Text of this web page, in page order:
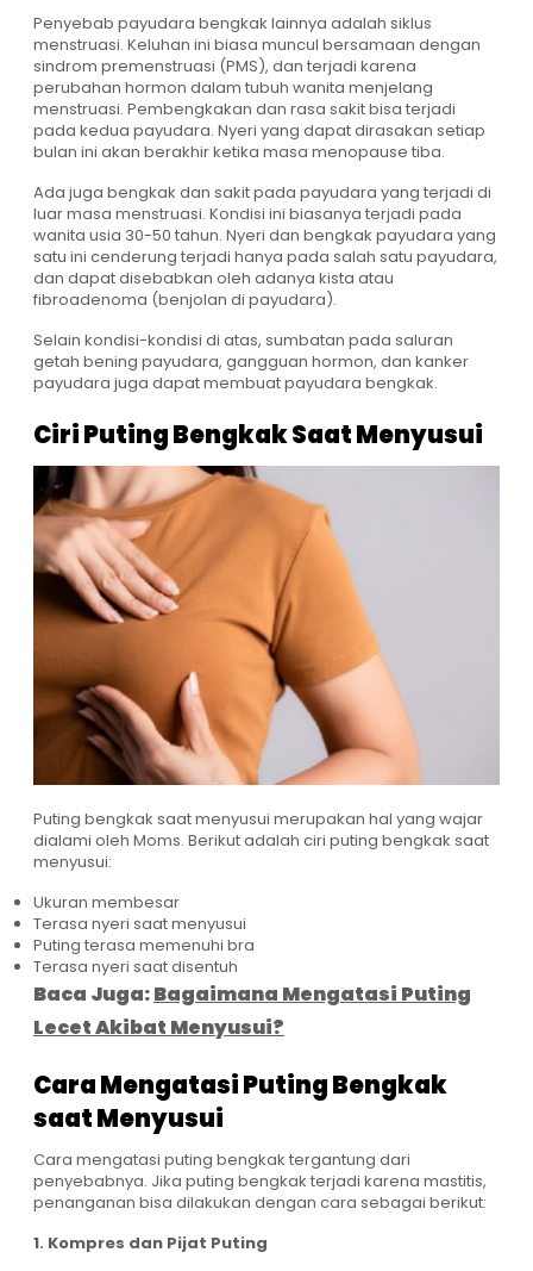
Penyebab payudara bengkak lainnya adalah siklus
menstruasi. Keluhan ini biasa muncul bersamaan dengan
sindrom premenstruasi (PMS), dan terjadi karena
perubahan hormon dalam tubuh wanita menjelang
menstruasi. Pembengkakan dan rasa sakit bisa terjadi
pada kedua payudara. Nyeri yang dapat dirasakan setiap
bulan ini akan berakhir ketika masa menopause tiba.
Ada juga bengkak dan sakit pada payudara yang terjadi di
luar masa menstruasi. Kondisi ini biasanya terjadi pada
wanita usia 30-50 tahun. Nyeri dan bengkak payudara yang
satu ini cenderung terjadi hanya pada salah satu payudara,
dan dapat disebabkan oleh adanya kista atau
fibroadenoma (benjolan di payudara).
Selain kondisi-kondisi di atas, sumbatan pada saluran
getah bening payudara, gangguan hormon, dan kanker
payudara juga dapat membuat payudara bengkak.
Ciri Puting Bengkak Saat Menyusui
Puting bengkak saat menyusui merupakan hal yang wajar
dialami oleh Moms. Berikut adalah ciri puting bengkak saat
menyusui:
Ukuran membesar
Terasa nyeri saat menyusui
Puting terasa memenuhi bra
Terasa nyeri saat disentuh
Baca Juga:Bagaimana Mengatasi Puting
Lecet Akibat Menyusui?
Cara Mengatasi Puting Bengkak
saat Menyusui
Cara mengatasi puting bengkak tergantung dari
penyebabnya. Jika puting bengkak terjadi karena mastitis,
penanganan bisa dilakukan dengan cara sebagai berikut:
1. Kompres dan Pijat Puting